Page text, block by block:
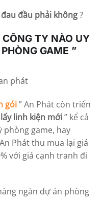
đầu phải không?
TY NÀO UY
GAME ”
gói” An Phát còn triển
linh kiện mới” kể cả
phòng game, hay
Phát thu mua lại giá
với giá cạnh tranh đi
ngàn dự án phòng